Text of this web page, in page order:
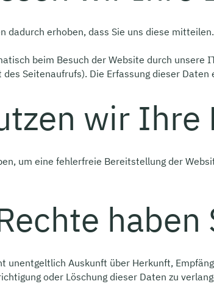
dadurch erhoben, dass Sie uns diese
beim Besuch der Website durch
Seitenaufrufs). Die Erfassung dieser
wir Ihre
um eine fehlerfreie Bereitstellung der
unentgeltlich Auskunft über Herkunft,
oder Löschung dieser Daten zu